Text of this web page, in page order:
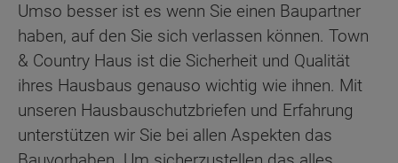
Umso besser ist es wenn Sie einen Baupartner
haben, auf den Sie sich verlassen können. Town
& Country Haus ist die Sicherheit und Qualität
ihres Hausbaus genauso wichtig wie ihnen. Mit
unseren Hausbauschutzbriefen und Erfahrung
unterstützen wir Sie bei allen Aspekten das